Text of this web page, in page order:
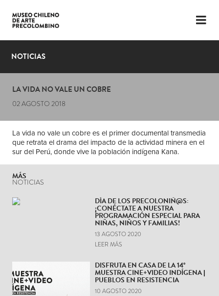
LENGUAJE
PLANIFICA TU VISITA
EXPOSICIONES
EL MUSEO
ÚLTIMOS VIDEOS
NOTICIAS
LA VIDA NO VALE UN COBRE
02 AGOSTO 2018
La vida no vale un cobre es el primer documental transmedia
que retrata el drama del impacto de la actividad minera en el
sur del Perú, donde vive la población indígena Kana.
MÁS
NOTICIAS
DÍA DE LOS PRECOLONIÑ@S:
¡CONÉCTATE A NUESTRA
PROGRAMACIÓN ESPECIAL PARA
NIÑAS, NIÑOS Y FAMILIAS!
13 AGOSTO 2020
LEER MÁS
DISFRUTA EN CASA DE LA 14°
MUESTRA CINE+VIDEO INDÍGENA |
PUEBLOS EN RESISTENCIA
10 AGOSTO 2020